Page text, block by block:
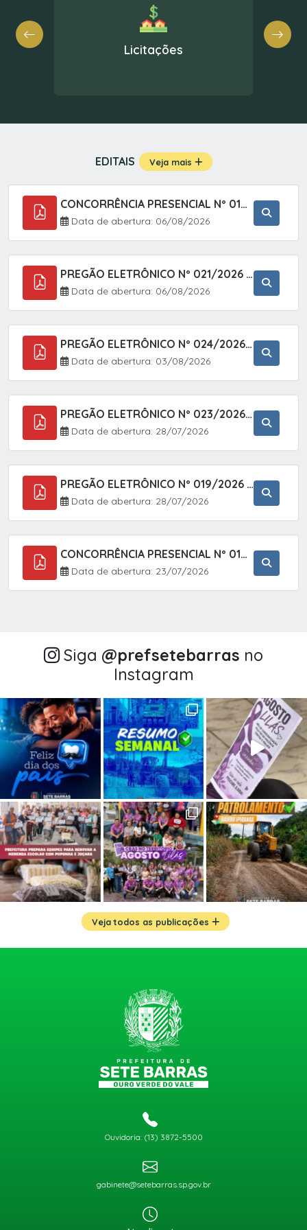
Licitações
EDITAIS Veja mais
CONCORRÊNCIA PRESENCIAL Nº 019/2025 - PAVIMENTAÇÃO ASFÁLTICA EM TRECHO DA RUA 2 NO BAIRRO VILA SOARES NO MUNICÍPIO DE SETE BARRAS/SP.
Data de abertura: 06/08/2026
PREGÃO ELETRÔNICO Nº 021/2026 - AQUISIÇÃO DE CONTENTORES E CARRINHOS, DESTINADOS A COLETIVA E MANEJO DE RESÍDUOS SÓLIDOS, ATRAVÉS DO SISTEMA DE REGISTRO DE PREÇOS (SRP)
Data de abertura: 06/08/2026
PREGÃO ELETRÔNICO Nº 024/2026 - AQUISIÇÃO DE GÁS MEDICINAL TIPO OXIGÊNIO (1,00 M3, 3,00 M3 E 10,00 M3), EM ATENDIMENTO À SECRETARIA MUNICIPAL DE SAÚDE, ATRAVÉS DO SISTEMA DE REGISTRO DE PREÇOS (SRP)
Data de abertura: 03/08/2026
PREGÃO ELETRÔNICO Nº 023/2026 - AQUISIÇÃO DE ENXOVAL INFANTIL, EM ATENDIMENTO À SECRETARIA MUNICIPAL DE EDUCAÇÃO, ATRAVÉS DO SISTEMA DE REGISTRO DE PREÇOS (SRP).
Data de abertura: 28/07/2026
PREGÃO ELETRÔNICO Nº 019/2026 - CONTRATAÇÃO DE EMPRESA ESPECIALIZADA PARA A PRESTAÇÃO DE SERVIÇOS VETERINÁRIOS CLÍNICOS E CIRÚRGICOS, COM FOCO EM AÇÕES DE SAÚDE PÚBLICA, BEM-ESTAR ANIMAL E CONTROLE POPULACIONAL ÉTICO DE CÃES E GATOS, EM ATENDIMENTO À
Data de abertura: 28/07/2026
CONCORRÊNCIA PRESENCIAL Nº 018/2026 - PAVIMENTAÇÃO ASFÁLTICA NO BAIRRO VOTUPOCA ? ESTRADA DA RAPOSA, NO MUNICÍPIO DE SETE BARRAS/SP
Data de abertura: 23/07/2026
Siga @‌prefsetebarras no
Instagram
Veja todos as publicações
Ouvidoria: (13) 3872-5500
gabinete@setebarras.sp.gov.br